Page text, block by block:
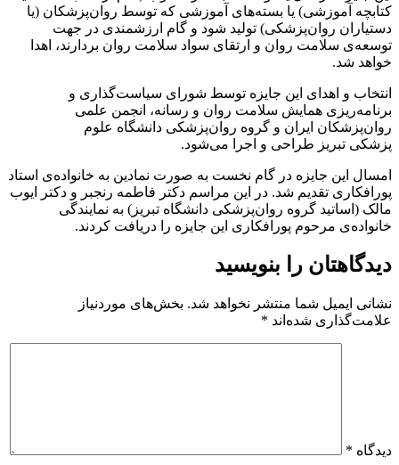
کتابچه آموزشی) یا بسته‌های آموزشی که توسط روان‌پزشکان (یا
دستیاران روان‌‌پزشکی) تولید شود و گام ارزشمندی در جهت
توسعه‌ی سلامت روان و ارتقای سواد سلامت روان بردارند، اهدا
خواهد شد.
انتخاب و اهدای این جایزه توسط شورای سیاست‌گذاری و
برنامه‌ریزی همایش سلامت روان و رسانه، انجمن علمی
روان‌پزشکان ایران و گروه روان‌‌پزشکی دانشگاه علوم
پزشکی تبریز طراحی و اجرا می‌شود.
امسال این جایزه در گام نخست به صورت نمادین به خانواده‌ی استاد
پورافکاری تقدیم شد. در این مراسم دکتر فاطمه رنجبر و دکتر ایوب
مالک (اساتید گروه روان‌‌پزشکی دانشگاه تبریز) به نمایندگی
خانواده‌ی مرحوم پورافکاری این جایزه را دریافت کردند.
دیدگاهتان را بنویسید
نشانی ایمیل شما منتشر نخواهد شد. بخش‌های موردنیاز
علامت‌گذاری شده‌اند *
دیدگاه *